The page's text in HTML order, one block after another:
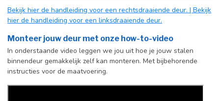
de producttekst
Incl. deurgreep
Afdekkap
vloerscharnier
(uitsluitend
taatsdeuren)
Incl. zwart kapje
Bekijk hier de handleiding voor een rechtsdraaiende deur. | Bekijk
hier de handleiding voor een linksdraaiende deur.
Monteer jouw deur met onze how-to-video
In onderstaande video leggen we jou uit hoe je jouw stalen
binnendeur gemakkelijk zelf kan monteren. Met bijbehorende
instructies voor de maatvoering.